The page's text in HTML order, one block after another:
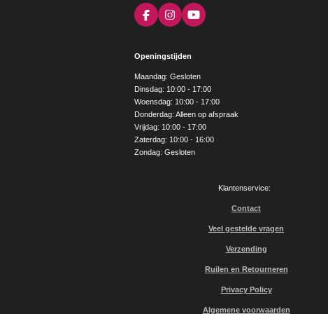
F
a
b
o
k
I
n
a
g
r
a
m
Y
o
e
Openingstijden
Maandag: Gesloten
Dinsdag: 10:00 - 17:00
Woensdag: 10:00 - 17:00
Donderdag: Alleen op afspraak
Vrijdag: 10:00 - 17:00
Zaterdag: 10:00 - 16:00
Zondag: Gesloten
Klantenservice:
Contact
Veel gestelde vragen
Verzending
Ruilen en Retourneren
Privacy Policy
Algemene voorwaarden